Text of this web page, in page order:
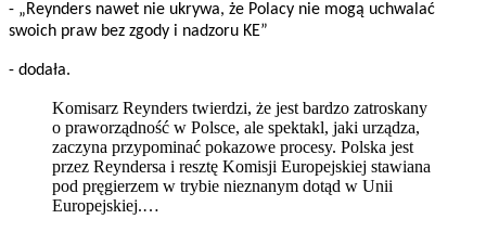
- „Reynders nawet nie ukrywa, że Polacy nie mogą uchwalać
swoich praw bez zgody i nadzoru KE”
- dodała.
Komisarz Reynders twierdzi, że jest bardzo zatroskany
o praworządność w Polsce, ale spektakl, jaki urządza,
zaczyna przypominać pokazowe procesy. Polska jest
przez Reyndersa i resztę Komisji Europejskiej stawiana
pod pręgierzem w trybie nieznanym dotąd w Unii
Europejskiej.…